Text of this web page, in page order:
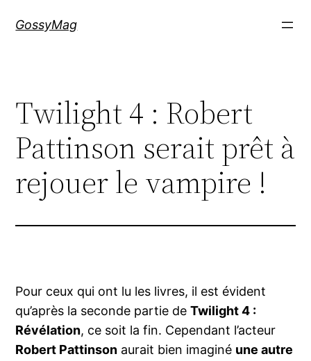
GossyMag
Twilight 4 : Robert
Pattinson serait prêt à
rejouer le vampire !
Pour ceux qui ont lu les livres, il est évident
qu’après la seconde partie deTwilight 4 :
Révélation, ce soit la fin. Cependant l’acteur
Robert Pattinson aurait bien imaginé une autre